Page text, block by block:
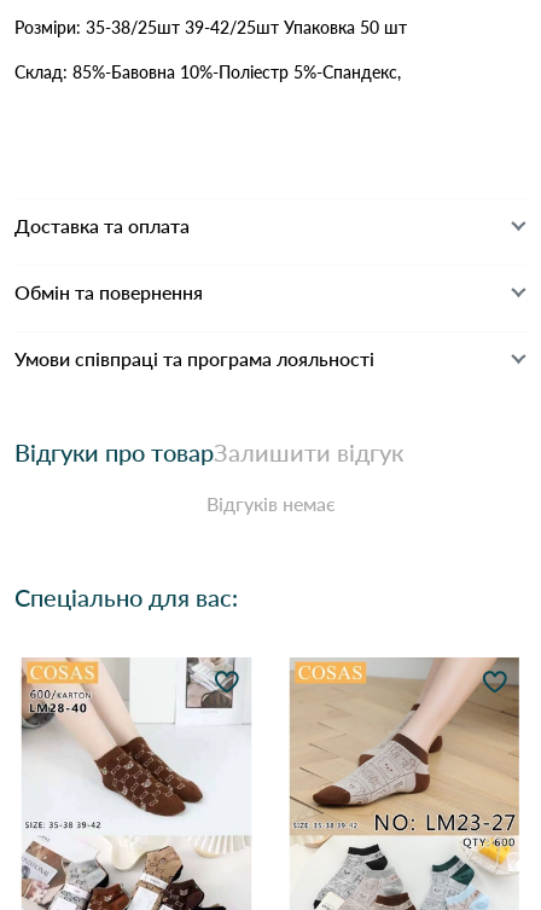
Розміри: 35-38/25шт 39-42/25шт Упаковка 50 шт
Склад: 85%-Бавовна 10%-Поліестр 5%-Спандекс,
Доставка та оплата
Обмін та повернення
Умови співпраці та програма лояльності
Відгуки про товарЗалишити відгук
Відгуків немає
Спеціально для вас: